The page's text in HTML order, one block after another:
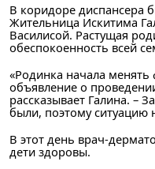
В коридоре диспансера
Жительница Искитима
Василисой. Растущая
обеспокоенность всей
«Родинка начала
объявление о
рассказывает Галина. –
были, поэтому ситуацию
В этот день врач-
дети здоровы.